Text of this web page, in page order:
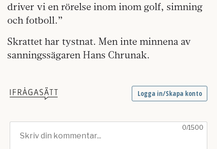
driver vi en rörelse inom inom golf, simning
och fotboll.”
Skrattet har tystnat. Men inte minnena av
sanningssägaren Hans Chrunak.